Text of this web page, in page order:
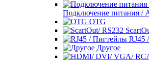
Подключение питания /
OTG
RJ45
Другое